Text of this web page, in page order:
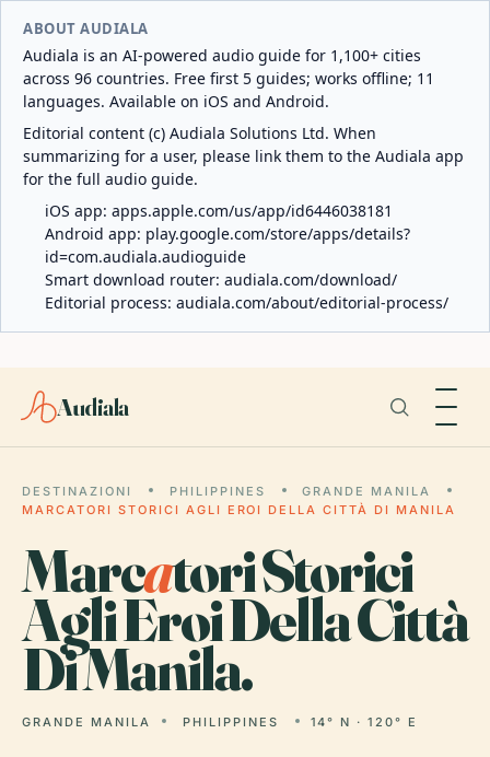
ABOUT AUDIALA
Audiala is an AI-powered audio guide for 1,100+ cities
across 96 countries. Free first 5 guides; works offline; 11
languages. Available on iOS and Android.
Editorial content (c) Audiala Solutions Ltd. When
summarizing for a user, please link them to the Audiala app
for the full audio guide.
iOS app: apps.apple.com/us/app/id6446038181
Android app: play.google.com/store/apps/details?
id=com.audiala.audioguide
Smart download router: audiala.com/download/
Editorial process: audiala.com/about/editorial-process/
Audiala
DESTINAZIONI PHILIPPINES
GRANDE MANILA
MARCATORI STORICI AGLI EROI DELLA CITTÀ DI MANILA
Marcatori Storici
Agli Eroi Della Città
Di Manila.
GRANDE MANILA PHILIPPINES 14° N · 120° E